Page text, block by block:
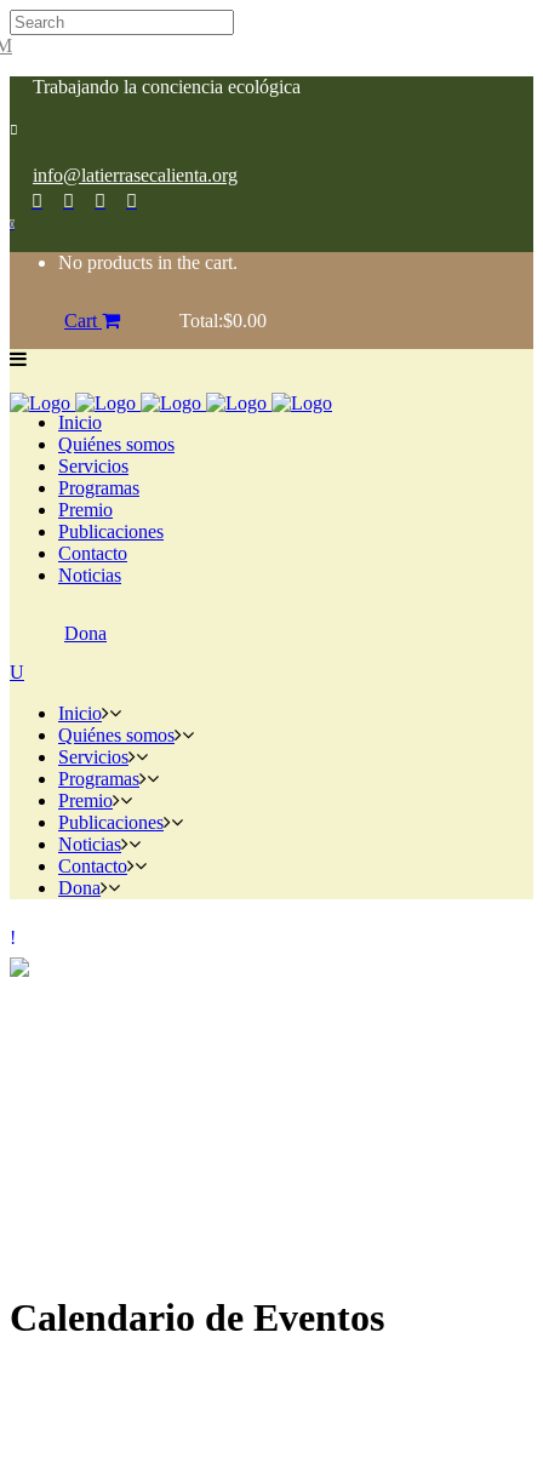
Trabajando la conciencia ecológica
info@latierrasecalienta.org
0
No products in the cart.
Cart Total:$0.00
Inicio
Quiénes somos
Servicios
Programas
Premio
Publicaciones
Contacto
Noticias
Dona
Inicio
Quiénes somos
Servicios
Programas
Premio
Publicaciones
Noticias
Contacto
Dona
Calendario de Eventos